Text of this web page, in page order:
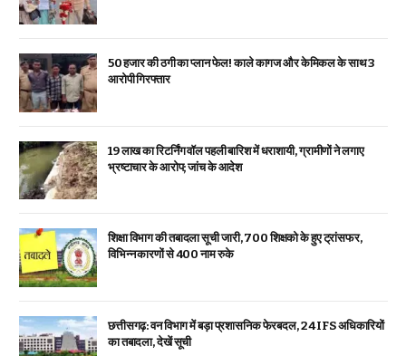
₹50 हजार की ठगी का प्लान फेल! काले कागज और केमिकल के साथ 3
आरोपी गिरफ्तार
19 लाख का रिटर्निंग वॉल पहली बारिश में धराशायी, ग्रामीणों ने लगाए
भ्रष्टाचार के आरोप; जांच के आदेश
शिक्षा विभाग की तबादला सूची जारी, 700 शिक्षको के हुए ट्रांसफर,
विभिन्न कारणों से 400 नाम रुके
छत्तीसगढ़: वन विभाग में बड़ा प्रशासनिक फेरबदल, 24 IFS अधिकारियों
का तबादला, देखें सूची